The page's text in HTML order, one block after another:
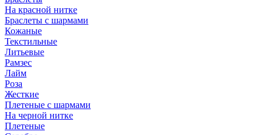
На красной нитке
Браслеты с шармами
Кожаные
Текстильные
Литьевые
Рамзес
Лайм
Роза
Жесткие
Плетеные с шармами
На черной нитке
Плетеные